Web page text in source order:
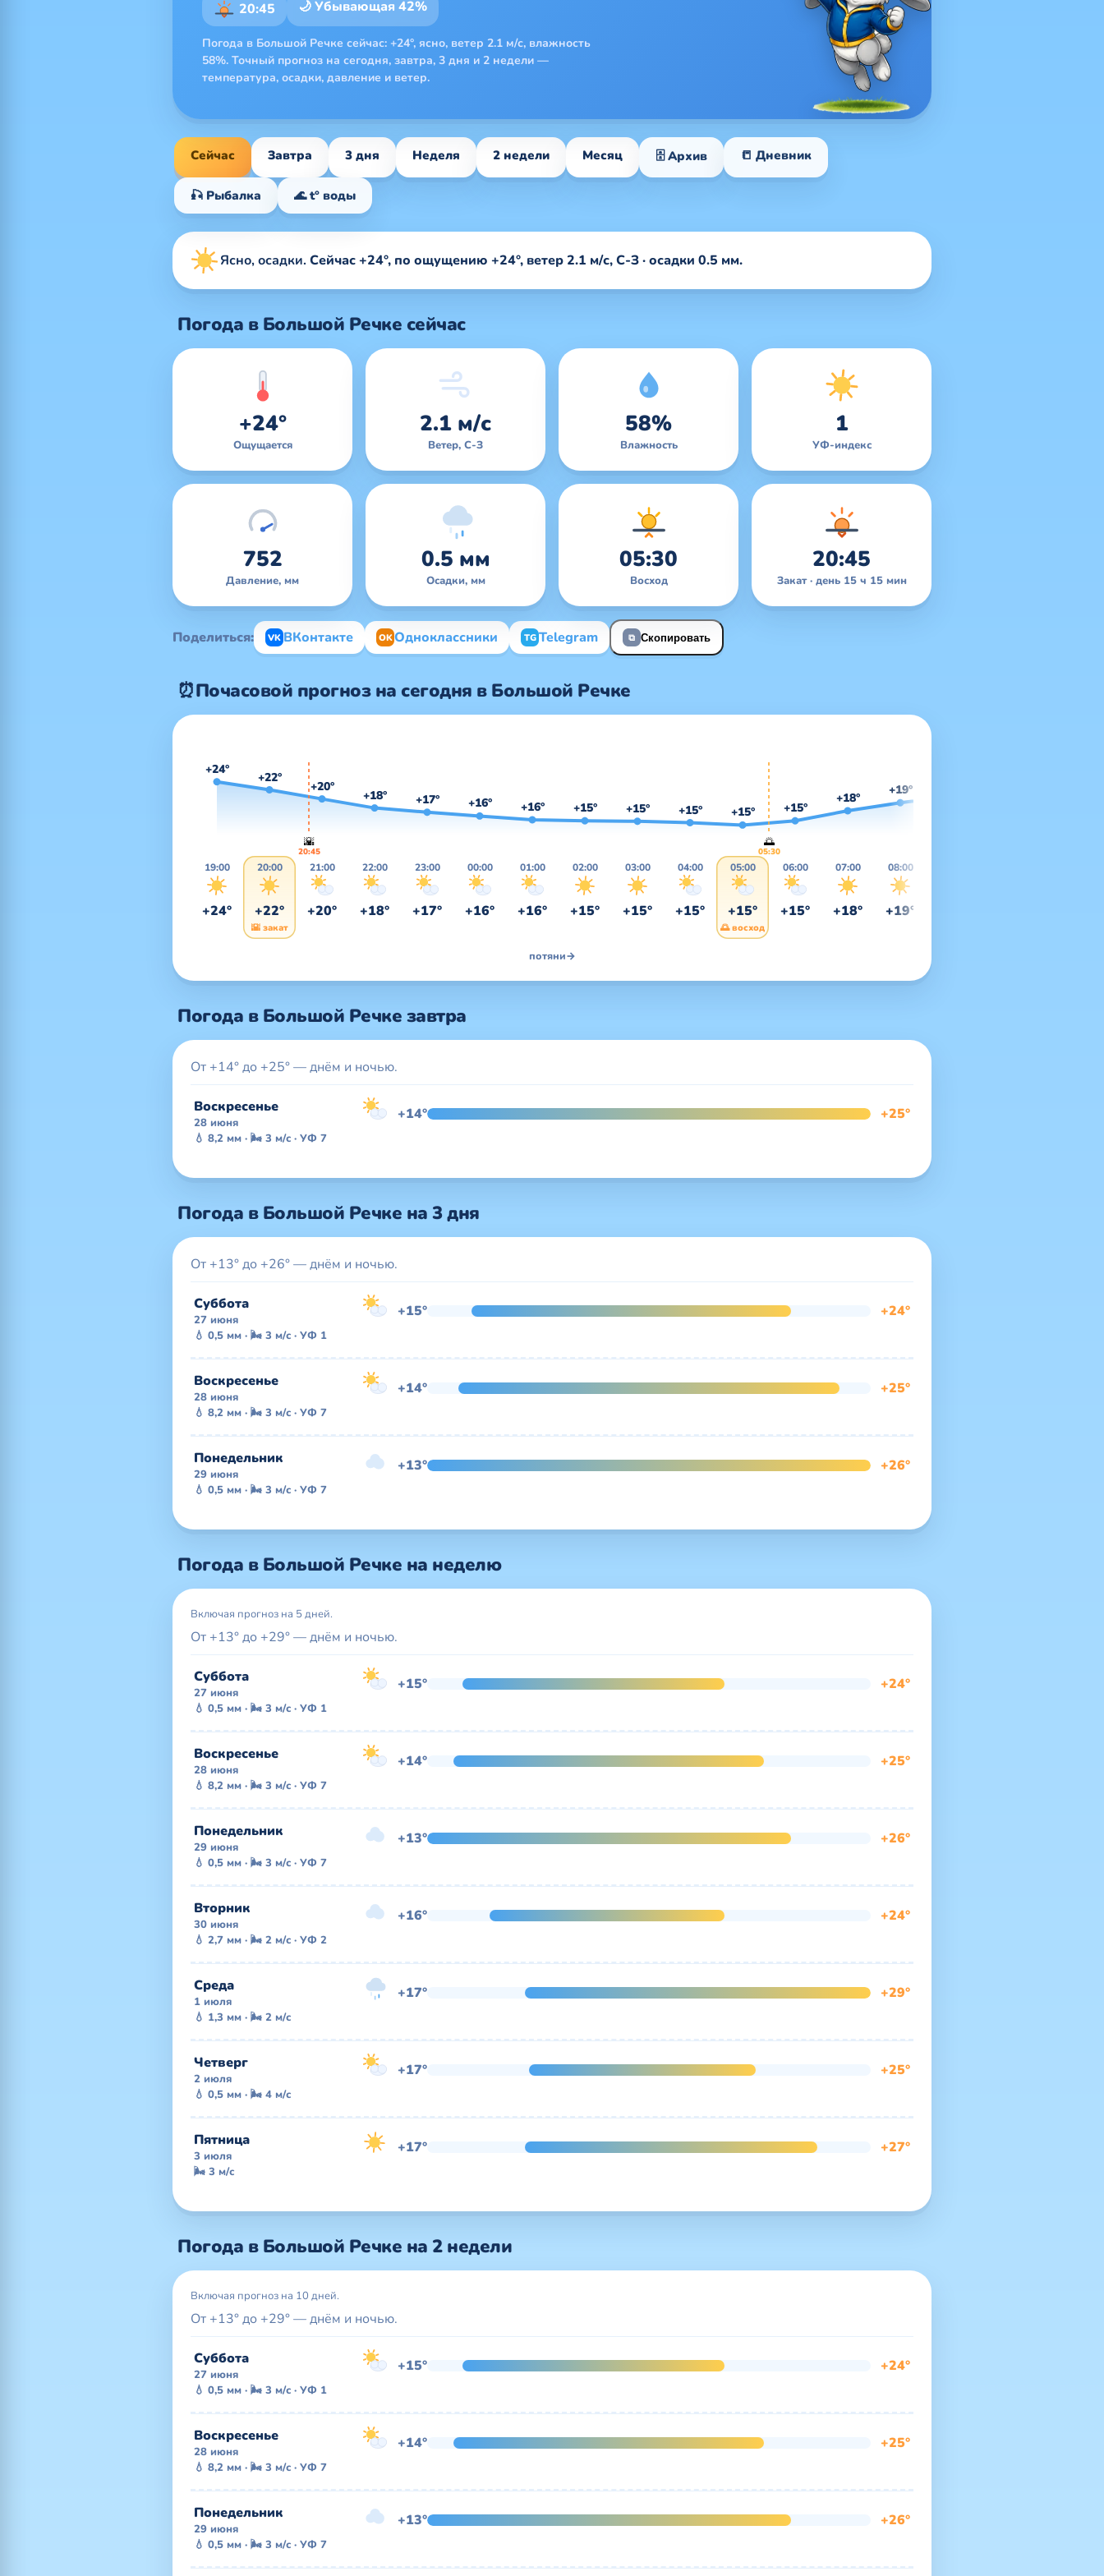
20:45 🌙 Убывающая 42%
Погода в Большой Речке сейчас: +24°, ясно, ветер 2.1 м/с, влажность
58%. Точный прогноз на сегодня, завтра, 3 дня и 2 недели —
температура, осадки, давление и ветер.
Сейчас Завтра 3 дня Неделя 2 недели Месяц 🗄 Архив 📒 Дневник
🎣 Рыбалка 🌊 t° воды
Ясно, осадки. Сейчас +24°, по ощущению +24°, ветер 2.1 м/с, С-З · осадки 0.5 мм.
Погода в Большой Речке сейчас
+24°
Ощущается
2.1 м/с
Ветер, С-З
58%
Влажность
1
УФ-индекс
752
Давление, мм
0.5 мм
Осадки, мм
05:30
Восход
20:45
Закат · день 15 ч 15 мин
Поделиться: VK ВКонтакте OKОдноклассники TG Telegram ⧉ Скопировать
⏰Почасовой прогноз на сегодня в Большой Речке
+24°
+22°
+20°
+18° +17° +16° +16° +15° +15° +15° +15° +15°
+18°
+19°
🌅
05:30
🌇
20:45
19:00
+24°
20:00
+22°
🌇 закат
21:00
+20°
22:00
+18°
23:00
+17°
00:00
+16°
01:00
+16°
02:00
+15°
03:00
+15°
04:00
+15°
05:00
+15°
🌅 восход
06:00
+15°
07:00
+18°
08:00
+19°
потяни→
Погода в Большой Речке завтра
От +14° до +25° — днём и ночью.
Воскресенье
28 июня +14° +25°
💧 8,2 мм · 🌬 3 м/с · УФ 7
Погода в Большой Речке на 3 дня
От +13° до +26° — днём и ночью.
Суббота
27 июня +15° +24°
💧 0,5 мм · 🌬 3 м/с · УФ 1
Воскресенье
28 июня +14° +25°
💧 8,2 мм · 🌬 3 м/с · УФ 7
Понедельник
29 июня +13° +26°
💧 0,5 мм · 🌬 3 м/с · УФ 7
Погода в Большой Речке на неделю
Включая прогноз на 5 дней.
От +13° до +29° — днём и ночью.
Суббота
27 июня +15° +24°
💧 0,5 мм · 🌬 3 м/с · УФ 1
Воскресенье
28 июня +14° +25°
💧 8,2 мм · 🌬 3 м/с · УФ 7
Понедельник
29 июня +13° +26°
💧 0,5 мм · 🌬 3 м/с · УФ 7
Вторник
30 июня +16° +24°
💧 2,7 мм · 🌬 2 м/с · УФ 2
Среда
1 июля +17° +29°
💧 1,3 мм · 🌬 2 м/с
Четверг
2 июля +17° +25°
💧 0,5 мм · 🌬 4 м/с
Пятница
3 июля +17° +27°
🌬 3 м/с
Погода в Большой Речке на 2 недели
Включая прогноз на 10 дней.
От +13° до +29° — днём и ночью.
Суббота
27 июня +15° +24°
💧 0,5 мм · 🌬 3 м/с · УФ 1
Воскресенье
28 июня +14° +25°
💧 8,2 мм · 🌬 3 м/с · УФ 7
Понедельник
29 июня +13° +26°
💧 0,5 мм · 🌬 3 м/с · УФ 7